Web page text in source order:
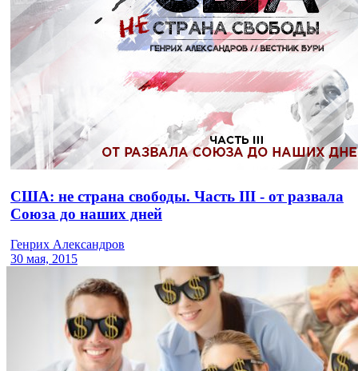
США: не страна свободы. Часть III - от развала
Союза до наших дней
Генрих Александров
30 мая, 2015